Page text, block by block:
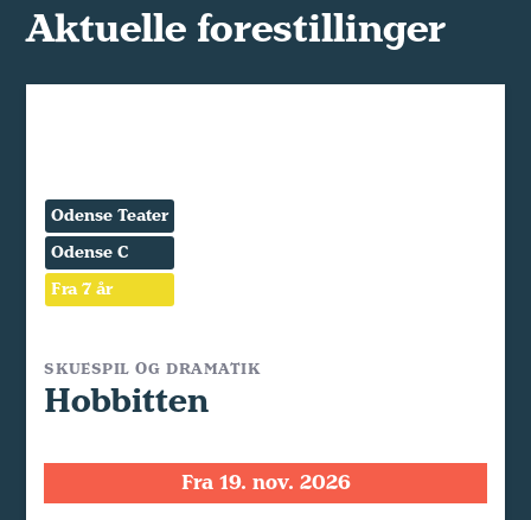
Aktuelle forestillinger
Odense Teater
Odense C
Fra 7 år
SKUESPIL OG DRAMATIK
Hobbitten
Fra 19. nov. 2026